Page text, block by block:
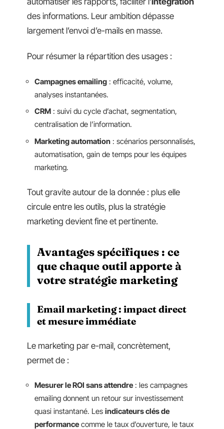
des informations. Leur ambition dépasse
largement l’envoi d’e-mails en masse.
Pour résumer la répartition des usages :
Campagnes emailing : efficacité, volume,
analyses instantanées.
CRM : suivi du cycle d’achat, segmentation,
centralisation de l’information.
Marketing automation : scénarios personnalisés,
automatisation, gain de temps pour les équipes
marketing.
Tout gravite autour de la donnée : plus elle
circule entre les outils, plus la stratégie
marketing devient fine et pertinente.
Avantages spécifiques : ce
que chaque outil apporte à
votre stratégie marketing
Email marketing : impact direct
et mesure immédiate
Le marketing par e-mail, concrètement,
permet de :
Mesurer le ROI sans attendre : les campagnes
emailing donnent un retour sur investissement
quasi instantané. Les indicateurs clés de
performance comme le taux d’ouverture, le taux